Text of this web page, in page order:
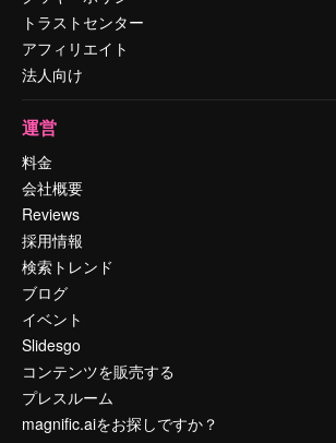
トラストセンター
アフィリエイト
法人向け
運営
料金
会社概要
Reviews
採用情報
検索トレンド
ブログ
イベント
Slidesgo
コンテンツを販売する
プレスルーム
magnific.aiをお探しですか？